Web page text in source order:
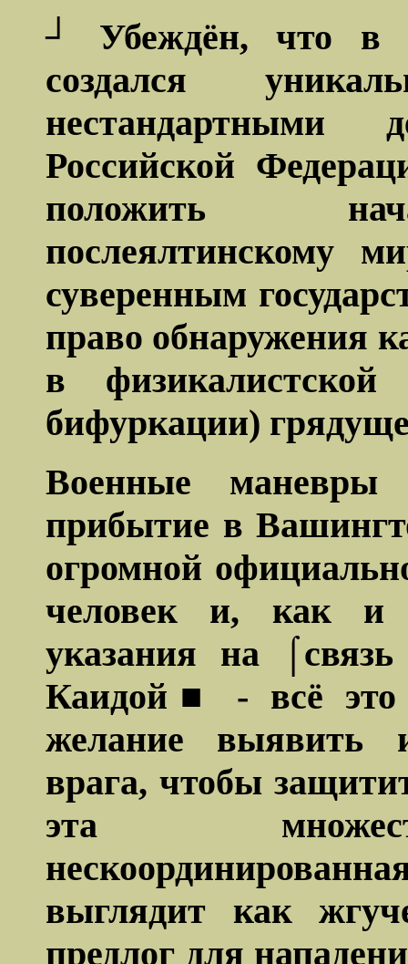
┘ Убеждён, что в
создался
нестандартными
Российской
положить
послеялтинскому
суверенным
право обнаружения
в
бифуркации)
Военные
прибытие в
огромной
человек и, как и
указания на
Каидой■ - всё это
желание выявить
врага, чтобы
эта
выглядит как
предлог для